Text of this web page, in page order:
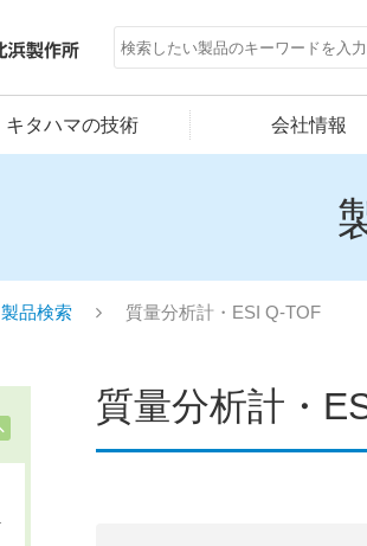
キタハマの技術 会社情報
製品検索 質量分析計・ESI Q-TOF
質量分析計・